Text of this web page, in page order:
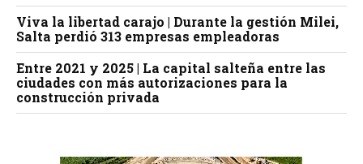
Viva la libertad carajo | Durante la gestión Milei,
Salta perdió 313 empresas empleadoras
Entre 2021 y 2025 | La capital salteña entre las
ciudades con más autorizaciones para la
construcción privada